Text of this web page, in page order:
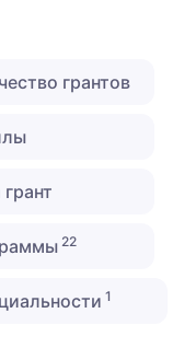
грантов
22
1